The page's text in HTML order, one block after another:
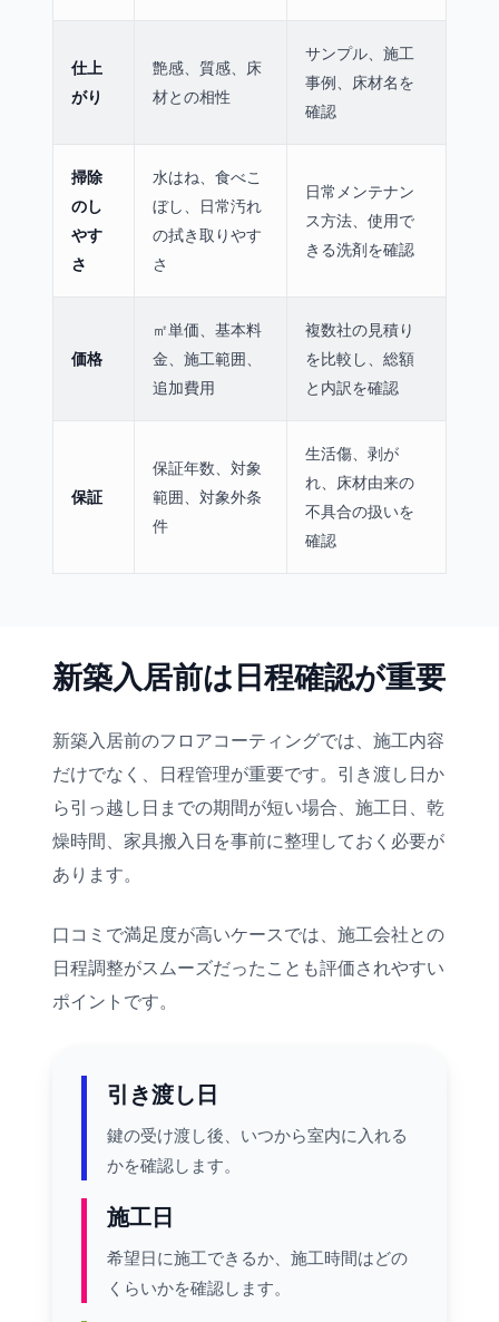
仕上
がり
艶感、質感、床
材との相性
サンプル、施工
事例、床材名を
確認
掃除
のし
やす
さ
水はね、食べこ
ぼし、日常汚れ
の拭き取りやす
さ
日常メンテナン
ス方法、使用で
きる洗剤を確認
価格
㎡単価、基本料
金、施工範囲、
追加費用
複数社の見積り
を比較し、総額
と内訳を確認
保証
保証年数、対象
範囲、対象外条
件
生活傷、剥が
れ、床材由来の
不具合の扱いを
確認
新築入居前は日程確認が重要
新築入居前のフロアコーティングでは、施工内容
だけでなく、日程管理が重要です。引き渡し日か
ら引っ越し日までの期間が短い場合、施工日、乾
燥時間、家具搬入日を事前に整理しておく必要が
あります。
口コミで満足度が高いケースでは、施工会社との
日程調整がスムーズだったことも評価されやすい
ポイントです。
引き渡し日
鍵の受け渡し後、いつから室内に入れる
かを確認します。
施工日
希望日に施工できるか、施工時間はどの
くらいかを確認します。